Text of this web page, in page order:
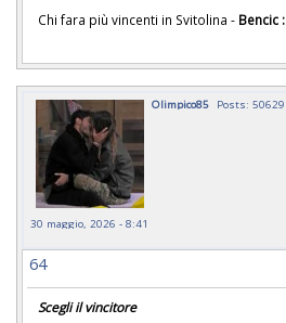
Chi fara più vincenti in Svitolina - Bencic :
Olimpico85 Posts: 50629
30 maggio, 2026 - 8:41
64
Scegli il vincitore